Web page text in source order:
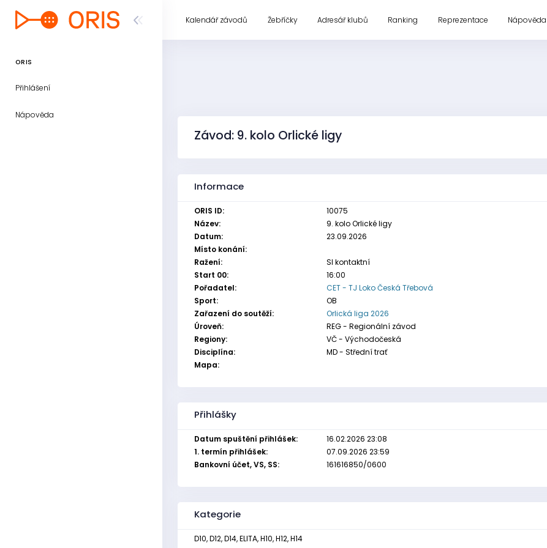
ORIS
Přihlášení
Nápověda
Kalendář závodů Žebříčky Adresář klubů Ranking Reprezentace Nápověda
Závod: 9. kolo Orlické ligy
Informace
ORIS ID:
10075
Název:
9. kolo Orlické ligy
Datum:
23.09.2026
Místo konání:
Ražení:
SI kontaktní
Start 00:
16:00
Pořadatel:
CET - TJ Loko Česká Třebová
Sport:
OB
Zařazení do soutěží:
Orlická liga 2026
Úroveň:
REG - Regionální závod
Regiony:
VČ - Východočeská
Disciplína:
MD - Střední trať
Mapa:
Přihlášky
Datum spuštění přihlášek:
16.02.2026 23:08
1. termín přihlášek:
07.09.2026 23:59
Bankovní účet, VS, SS:
161616850/0600
Kategorie
D10, D12, D14, ELITA, H10, H12, H14